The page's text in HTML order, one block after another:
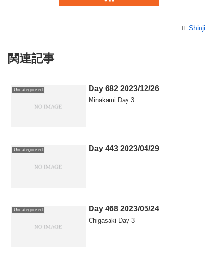
Shinji
関連記事
Uncategorized Day 682 2023/12/26
Minakami Day 3
Uncategorized Day 443 2023/04/29
Uncategorized Day 468 2023/05/24
Chigasaki Day 3